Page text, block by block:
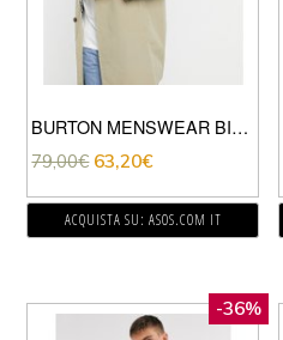
BURTON MENSWEAR BIG & TALL – IMPERMEABILE COLOR CUOIO-MARRONE
79,00€ 63,20€
ACQUISTA SU: ASOS.COM IT
-36%